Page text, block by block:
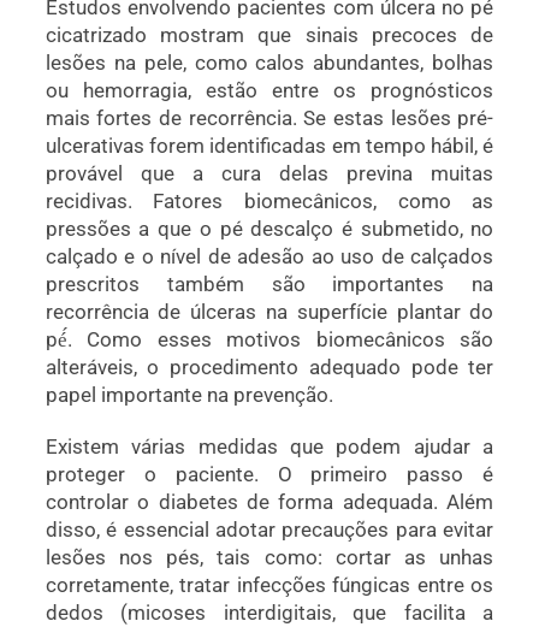
Estudos envolvendo pacientes com úlcera no pé
cicatrizado mostram que sinais precoces de
lesões na pele, como calos abundantes, bolhas
ou hemorragia, estão entre os prognósticos
mais fortes de recorrência. Se estas lesões pré-
ulcerativas forem identificadas em tempo hábil, é
provável que a cura delas previna muitas
recidivas. Fatores biomecânicos, como as
pressões a que o pé descalço é submetido, no
calçado e o nível de adesão ao uso de calçados
prescritos também são importantes na
recorrência de úlceras na superfície plantar do
pé́. Como esses motivos biomecânicos são
alteráveis, o procedimento adequado pode ter
papel importante na prevenção.
Existem várias medidas que podem ajudar a
proteger o paciente. O primeiro passo é
controlar o diabetes de forma adequada. Além
disso, é essencial adotar precauções para evitar
lesões nos pés, tais como: cortar as unhas
corretamente, tratar infecções fúngicas entre os
dedos (micoses interdigitais, que facilita a